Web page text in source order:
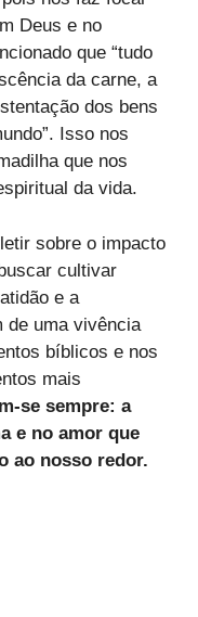
Deus e no
que “tudo
da carne, a
dos bens
Isso nos
que nos
da vida.
sobre o impacto
cultivar
e a
de uma vivência
bíblicos e nos
mais
se sempre: a
e no amor que
ao nosso redor.